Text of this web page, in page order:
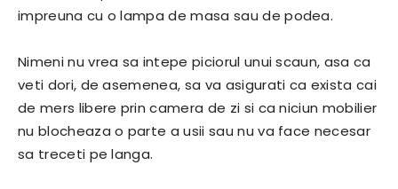
impreuna cu o lampa de masa sau de podea.
Nimeni nu vrea sa intepe piciorul unui scaun, asa ca
veti dori, de asemenea, sa va asigurati ca exista cai
de mers libere prin camera de zi si ca niciun mobilier
nu blocheaza o parte a usii sau nu va face necesar
sa treceti pe langa.